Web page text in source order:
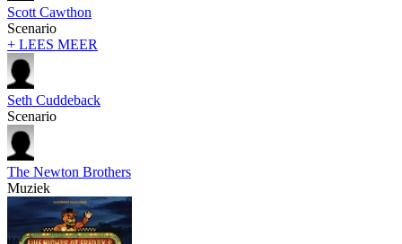
Scott Cawthon
Scenario
+ LEES MEER
Seth Cuddeback
Scenario
The Newton Brothers
Muziek